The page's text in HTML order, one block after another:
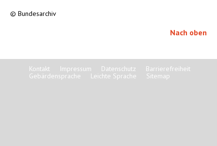
© Bundesarchiv
Nach oben
Kontakt Impressum Datenschutz
Barrierefreiheit
Gebärdensprache
Leichte Sprache Sitemap